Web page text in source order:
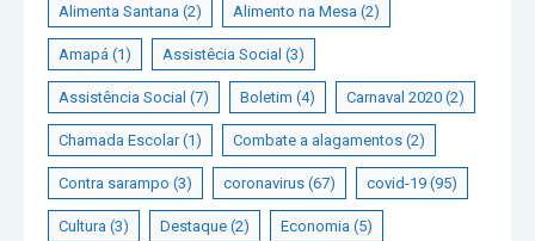
Alimenta Santana (2) Alimento na Mesa (2)
Amapá (1) Assistêcia Social (3)
Assistência Social (7) Boletim (4) Carnaval 2020 (2)
Chamada Escolar(1) Combate a alagamentos (2)
Contra sarampo (3) coronavirus (67) covid-19 (95)
Cultura (3) Destaque (2) Economia (5)